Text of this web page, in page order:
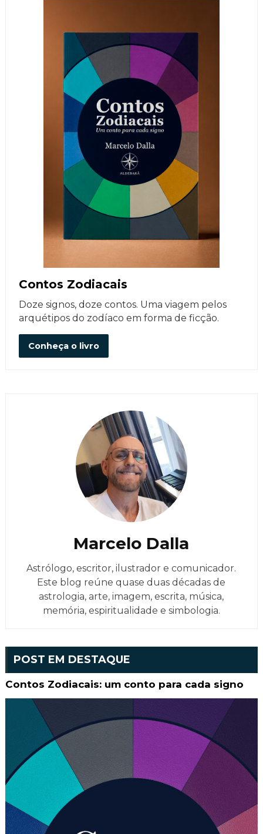
Contos Zodiacais
Doze signos, doze contos. Uma viagem pelos
arquétipos do zodíaco em forma de ficção.
Conheça o livro
Marcelo Dalla
Astrólogo, escritor, ilustrador e comunicador.
Este blog reúne quase duas décadas de
astrologia, arte, imagem, escrita, música,
memória, espiritualidade e simbologia.
POST EM DESTAQUE
Contos Zodiacais: um conto para cada signo